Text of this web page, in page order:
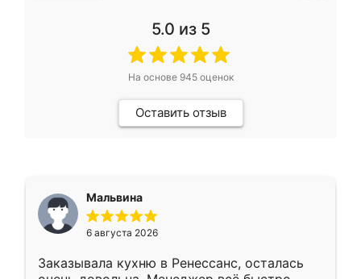
5.0 из 5
На основе 945оценок
Оставить отзыв
Мальвина
6 августа 2026
Заказывала кухню в Ренессанс, осталась